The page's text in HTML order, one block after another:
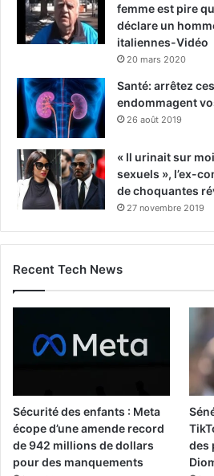
femme est pire
déclare un
italiennes-Vidéo
20 mars 2020
Santé: arrêtez
endommagent
26 août 2019
« Il urinait sur
sexuels », l’ex-
de choquantes
27 novembre 2019
Recent Tech News
Sécurité des enfants : Meta
écope d’une amende record
de 942 millions de dollars
pour des manquements
des